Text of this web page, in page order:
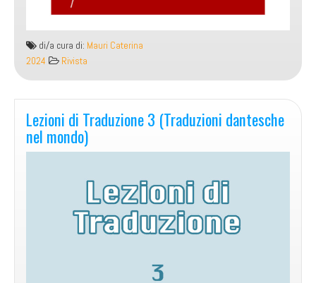
di/a cura di: Mauri Caterina
2024
Rivista
Lezioni di Traduzione 3 (Traduzioni dantesche
nel mondo)